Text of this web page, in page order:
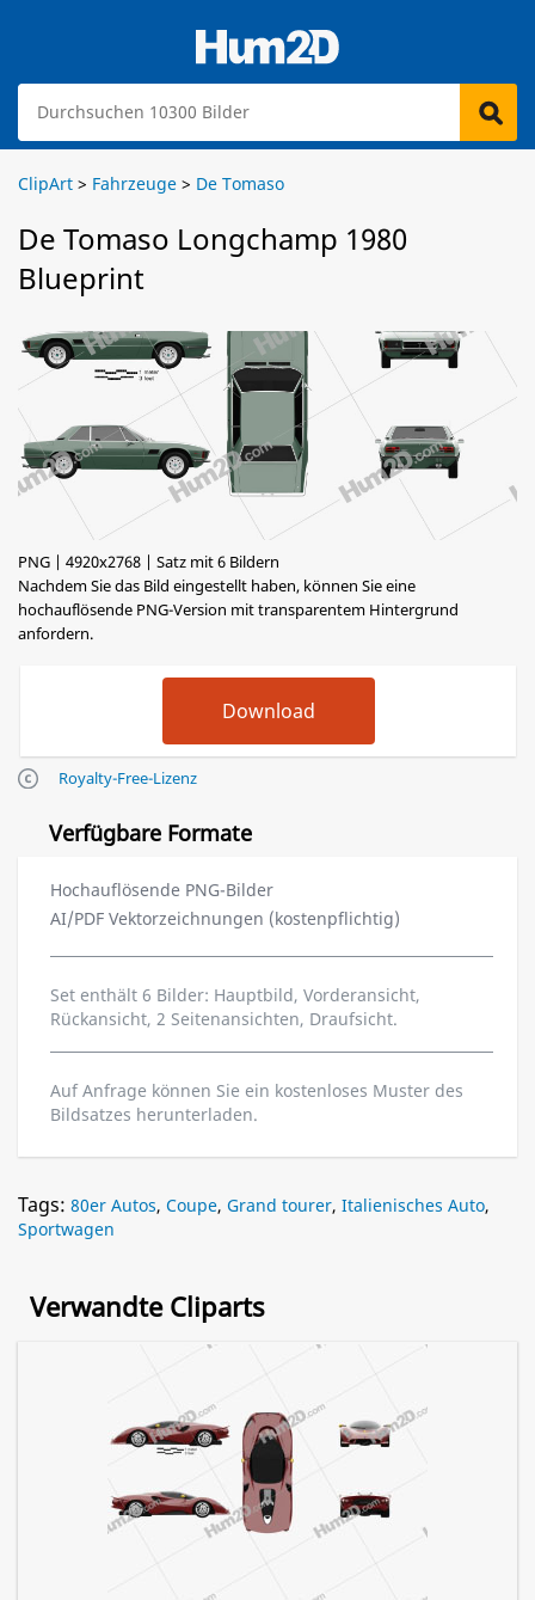
ClipArt > Fahrzeuge > De Tomaso
De Tomaso Longchamp 1980
Blueprint
PNG | 4920x2768 | Satz mit 6 Bildern
Nachdem Sie das Bild eingestellt haben, können Sie eine
hochauflösende PNG-Version mit transparentem Hintergrund
anfordern.
Royalty-Free-Lizenz
Verfügbare Formate
Hochauflösende PNG-Bilder
AI/PDF Vektorzeichnungen (kostenpflichtig)
Set enthält 6 Bilder: Hauptbild, Vorderansicht,
Rückansicht, 2 Seitenansichten, Draufsicht.
Auf Anfrage können Sie ein kostenloses Muster des
Bildsatzes herunterladen.
Tags: 80er Autos, Coupe, Grand tourer, Italienisches Auto,
Sportwagen
Verwandte Cliparts